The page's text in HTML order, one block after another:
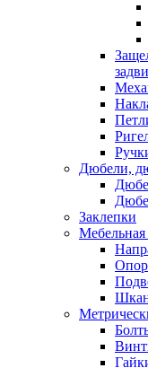
Дюбели,
Заклепки